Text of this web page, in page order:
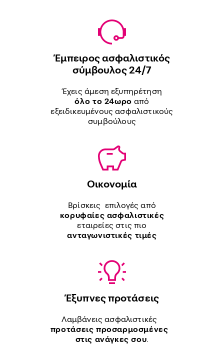
Έμπειρος ασφαλιστικός
σύμβουλος 24/7
Έχεις άμεση εξυπηρέτηση
όλο το 24ωρο από
εξειδικευμένους ασφαλιστικούς
συμβούλους
Οικονομία
Βρίσκεις επιλογές από
κορυφαίες ασφαλιστικές
εταιρείες στις πιο
ανταγωνιστικές τιμές
Έξυπνες προτάσεις
Λαμβάνεις ασφαλιστικές
προτάσεις προσαρμοσμένες
στις ανάγκες σου.